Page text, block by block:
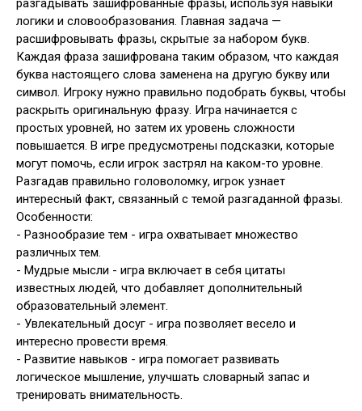
разгадывать зашифрованные фразы, используя навыки
логики и словообразования. Главная задача —
расшифровывать фразы, скрытые за набором букв.
Каждая фраза зашифрована таким образом, что каждая
буква настоящего слова заменена на другую букву или
символ. Игроку нужно правильно подобрать буквы, чтобы
раскрыть оригинальную фразу. Игра начинается с
простых уровней, но затем их уровень сложности
повышается. В игре предусмотрены подсказки, которые
могут помочь, если игрок застрял на каком-то уровне.
Разгадав правильно головоломку, игрок узнает
интересный факт, связанный с темой разгаданной фразы.
Особенности:
- Разнообразие тем - игра охватывает множество
различных тем.
- Мудрые мысли - игра включает в себя цитаты
известных людей, что добавляет дополнительный
образовательный элемент.
- Увлекательный досуг - игра позволяет весело и
интересно провести время.
- Развитие навыков - игра помогает развивать
логическое мышление, улучшать словарный запас и
тренировать внимательность.